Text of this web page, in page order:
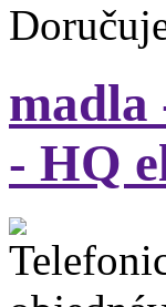
madla
- HQ